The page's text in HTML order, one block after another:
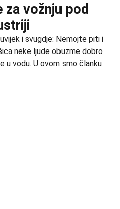
za vožnju pod
i svugdje: Nemojte piti i
neke ljude obuzme dobro
u vodu. U ovom smo članku